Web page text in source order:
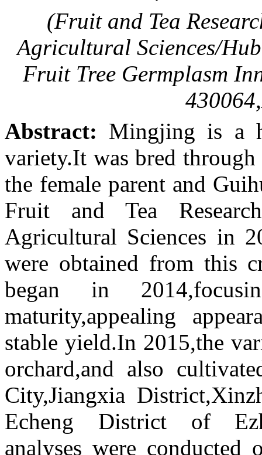
(Fruit and Tea
Agricultural Sciences/
Fruit Tree Germplasm
Abstract: Mingjing is a
variety.It was bred
the female parent and
Fruit and Tea
Agricultural Sciences in
were obtained from this
began in
maturity,appealing
stable yield.In 2015,the
orchard,and also
City,Jiangxia
Echeng District of
analyses were